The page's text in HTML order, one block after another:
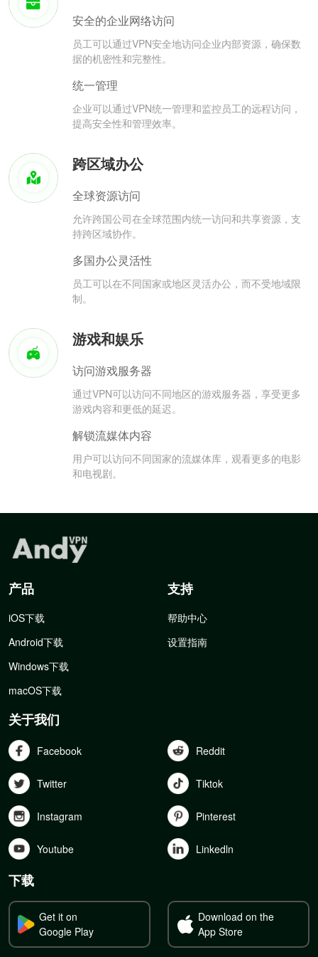
安全的企业网络访问
员工可以通过VPN安全地访问企业内部资源，确保数
据的机密性和完整性。
统一管理
企业可以通过VPN统一管理和监控员工的远程访问，
提高安全性和管理效率。
跨区域办公
全球资源访问
允许跨国公司在全球范围内统一访问和共享资源，支
持跨区域协作。
多国办公灵活性
员工可以在不同国家或地区灵活办公，而不受地域限
制。
游戏和娱乐
访问游戏服务器
通过VPN可以访问不同地区的游戏服务器，享受更多
游戏内容和更低的延迟。
解锁流媒体内容
用户可以访问不同国家的流媒体库，观看更多的电影
和电视剧。
产品
iOS下载
Android下载
Windows下载
macOS下载
支持
帮助中心
设置指南
关于我们
Facebook Reddit
Twitter Tiktok
Instagram Pinterest
Youtube Linkedln
下载
Get it on
Google Play
Download on the
App Store